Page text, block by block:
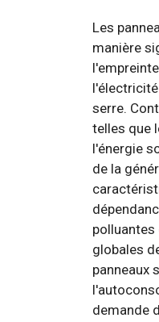
Les
manière
serre.
telles que
l'énergie
de la
globales
panneaux
demande